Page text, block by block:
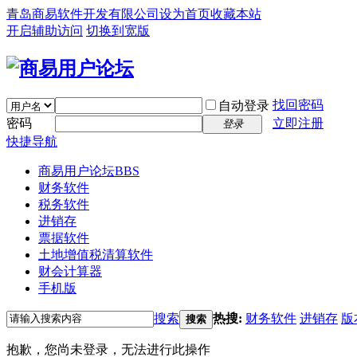
青岛商易软件开发有限公司 设为首页收藏本站
开启辅助访问 切换到宽版
自动登录 找回密码
密码
登录
立即注册
快捷导航
商易用户论坛BBS
财务软件
税务软件
进销存
票据软件
土地增值税清算软件
财会计算器
手机版
搜索 搜索 热搜: 财务软件 进销存 版
抱歉，您尚未登录，无法进行此操作